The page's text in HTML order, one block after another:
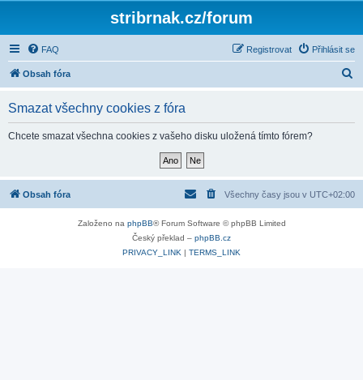
stribrnak.cz/forum
FAQ Přihlásit se
Registrovat
Obsah fóra
Smazat všechny cookies z fóra
Chcete smazat všechna cookies z vašeho disku uložená tímto fórem?
Obsah fóra Všechny časy jsou v UTC+02:00
Založeno na phpBB® Forum Software © phpBB Limited
Český překlad – phpBB.cz
PRIVACY_LINK | TERMS_LINK